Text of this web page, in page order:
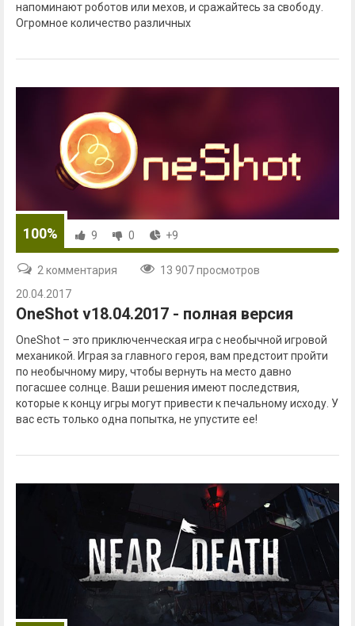
напоминают роботов или мехов, и сражайтесь за свободу.
Огромное количество различных
100% 9 0 +9
2 комментария
13 907 просмотров
20.04.2017
OneShot v18.04.2017 - полная версия
OneShot – это приключенческая игра с необычной игровой
механикой. Играя за главного героя, вам предстоит пройти
по необычному миру, чтобы вернуть на место давно
погасшее солнце. Ваши решения имеют последствия,
которые к концу игры могут привести к печальному исходу. У
вас есть только одна попытка, не упустите ее!